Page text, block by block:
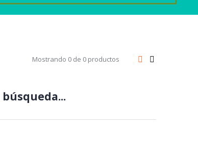
Mostrando 0 de 0 productos